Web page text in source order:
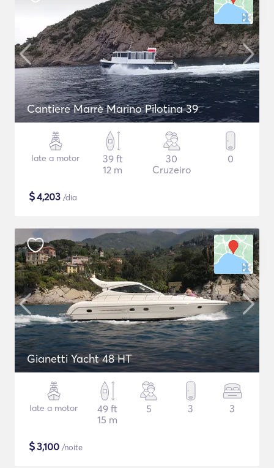
Cantiere Marrè Marino Pilotina 39
Iate a motor
39 ft
12 m
30
Cruzeiro
0
$4,203 /dia
Gianetti Yacht 48 HT
Iate a motor
49 ft
15 m
5 3 3
$3,100 /noite